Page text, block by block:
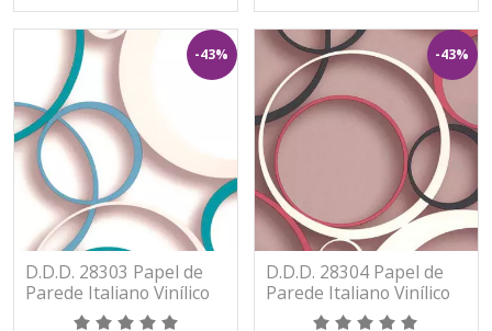
-43%
D.D.D. 28303 Papel de
Parede Italiano Vinílico
Lavável
-43%
D.D.D. 28304 Papel de
Parede Italiano Vinílico
Lavável